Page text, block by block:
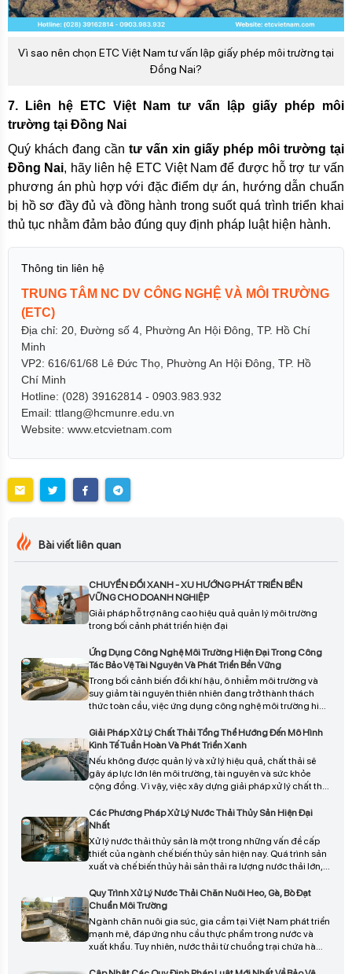
Vì sao nên chọn ETC Việt Nam tư vấn lập giấy phép môi trường tại
Đồng Nai?
7. Liên hệ ETC Việt Nam tư vấn lập giấy phép môi
trường tại Đồng Nai
Quý khách đang cần tư vấn xin giấy phép môi trường tại
Đồng Nai, hãy liên hệ ETC Việt Nam để được hỗ trợ tư vấn
phương án phù hợp với đặc điểm dự án, hướng dẫn chuẩn
bị hồ sơ đầy đủ và đồng hành trong suốt quá trình triển khai
thủ tục nhằm đảm bảo đúng quy định pháp luật hiện hành.
Thông tin liên hệ
TRUNG TÂM NC DV CÔNG NGHỆ VÀ MÔI TRƯỜNG
(ETC)
Địa chỉ: 20, Đường số 4, Phường An Hội Đông, TP. Hồ Chí
Minh
VP2: 616/61/68 Lê Đức Thọ, Phường An Hội Đông, TP. Hồ
Chí Minh
Hotline: (028) 39162814 - 0903.983.932
Email: ttlang@hcmunre.edu.vn
Website: www.etcvietnam.com
Bài viết liên quan
CHUYỂN ĐỔI XANH - XU HƯỚNG PHÁT TRIỂN BỀN
VỮNG CHO DOANH NGHIỆP
Giải pháp hỗ trợ nâng cao hiệu quả quản lý môi trường
trong bối cảnh phát triển hiện đại
Ứng Dụng Công Nghệ Môi Trường Hiện Đại Trong Công
Tác Bảo Vệ Tài Nguyên Và Phát Triển Bền Vững
Trong bối cảnh biến đổi khí hậu, ô nhiễm môi trường và
suy giảm tài nguyên thiên nhiên đang trở thành thách
thức toàn cầu, việc ứng dụng công nghệ môi trường hiện
nguyên và phát triển bền vững.
Giải Pháp Xử Lý Chất Thải Tổng Thể Hướng Đến Mô Hình
Kinh Tế Tuần Hoàn Và Phát Triển Xanh
Nếu không được quản lý và xử lý hiệu quả, chất thải sẽ
gây áp lực lớn lên môi trường, tài nguyên và sức khỏe
cộng đồng. Vì vậy, việc xây dựng giải pháp xử lý chất thải
xanh đang trở thành yêu cầu cấp thiết đối với doanh
nghiệp và xã hội.
Các Phương Pháp Xử Lý Nước Thải Thủy Sản Hiện Đại
Nhất
Xử lý nước thải thủy sản là một trong những vấn đề cấp
thiết của ngành chế biến thủy sản hiện nay. Quá trình sản
xuất và chế biến thủy hải sản thải ra lượng nước thải lớn,
hại. Nếu không được xử lý đúng cách, nguồn nước thải
này sẽ gây ô nhiễm nghiêm trọng đến môi trường, ảnh
hưởng trực tiếp đến sức khỏe cộng đồng và làm suy
giảm hệ sinh thái thủy sinh
Quy Trình Xử Lý Nước Thải Chăn Nuôi Heo, Gà, Bò Đạt
Chuẩn Môi Trường
Ngành chăn nuôi gia súc, gia cầm tại Việt Nam phát triển
mạnh mẽ, đáp ứng nhu cầu thực phẩm trong nước và
xuất khẩu. Tuy nhiên, nước thải từ chuồng trại chứa hàm
hôi, gây ô nhiễm nghiêm trọng đất, nước, và không khí.